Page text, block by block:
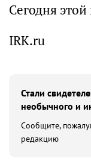
Сегодня
IRK.ru
Стали
необычного и
Сообщите,
редакцию